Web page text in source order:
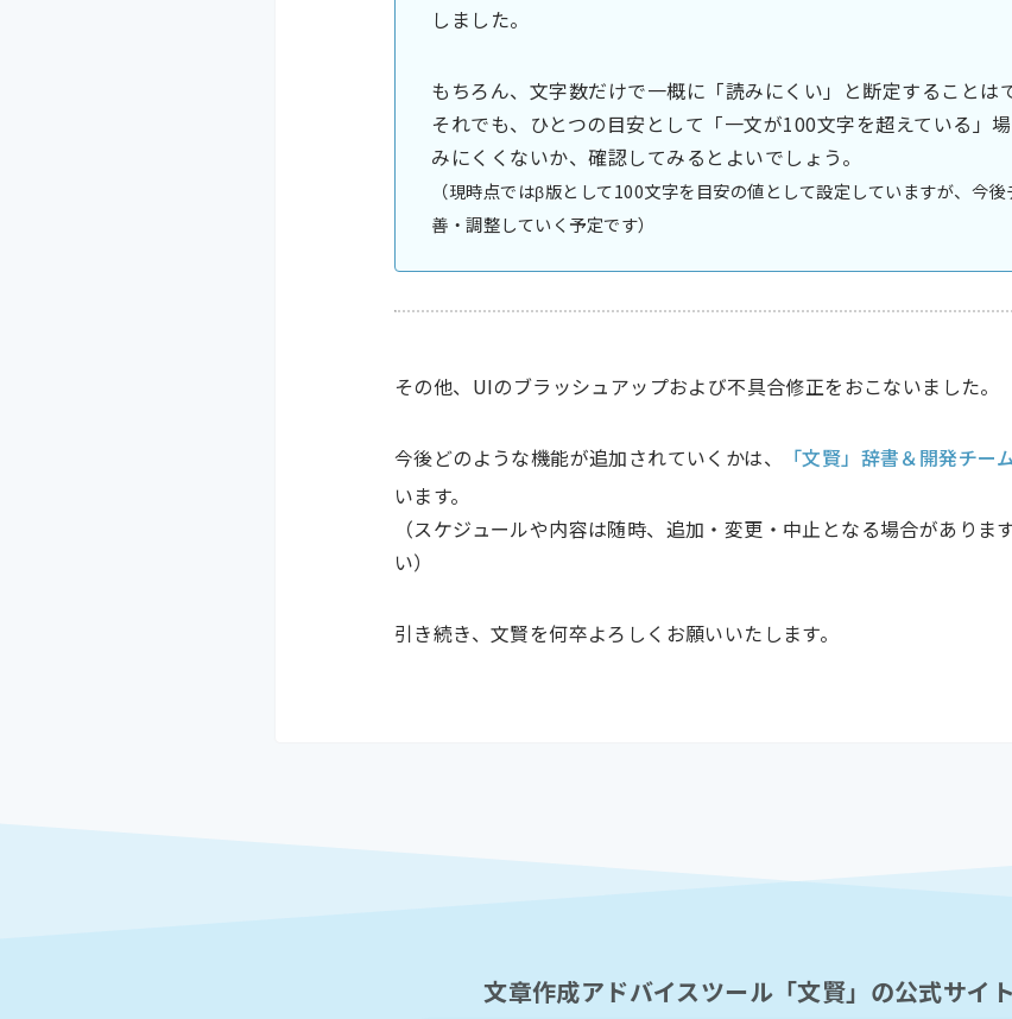
しました。
もちろん、文字数だけで一概に「読みにくい」と断定することは
それでも、ひとつの目安として「一文が100文字を超えている」
みにくくないか、確認してみるとよいでしょう。
（現時点ではβ版として100文字を目安の値として設定していますが、今
善・調整していく予定です）
その他、UIのブラッシュアップおよび不具合修正をおこないました。
今後どのような機能が追加されていくかは、 「文賢」辞書＆開発チー
います。
（スケジュールや内容は随時、追加・変更・中止となる場合がありま
い）
引き続き、文賢を何卒よろしくお願いいたします。
文章作成アドバイスツール「文賢」の公式サイ